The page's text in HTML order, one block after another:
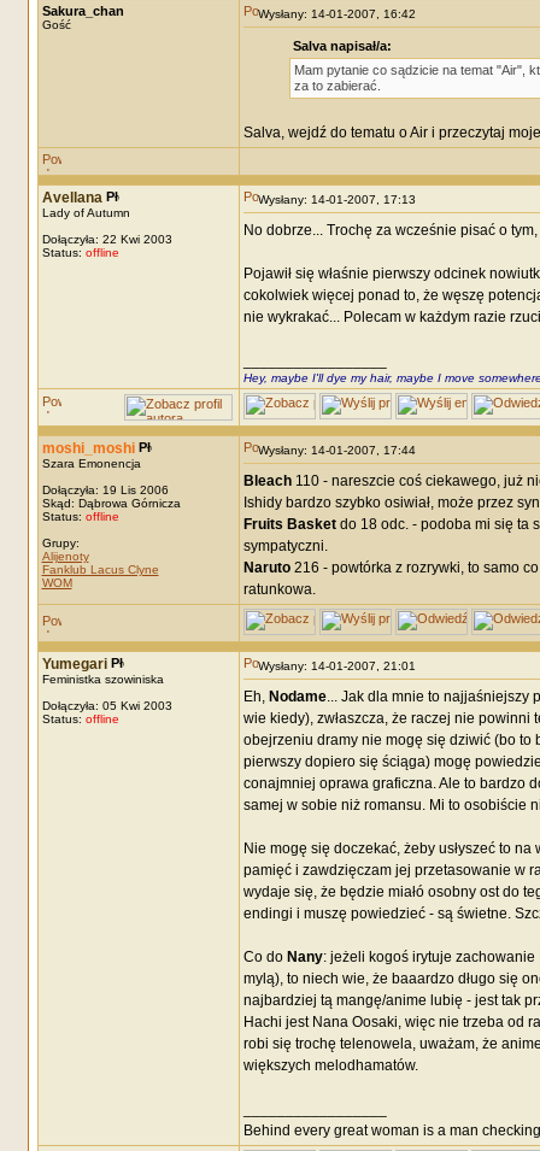
Sakura_chan
Gość
Wysłany: 14-01-2007, 16:42
Salva napisał/a:
Mam pytanie co sądzicie na temat "Air",
za to zabierać.
Salva, wejdź do tematu o Air i przeczytaj
Avellana
Lady of Autumn
Dołączyła: 22 Kwi 2003
Status: offline
Wysłany: 14-01-2007, 17:13
No dobrze... Trochę za wcześnie pisać o
Pojawił się właśnie pierwszy odcinek
cokolwiek więcej ponad to, że węszę
nie wykrakać... Polecam w każdym razie
Hey, maybe I'll dye my hair, maybe I move
moshi_moshi
Szara Emonencja
Dołączyła: 19 Lis 2006
Skąd: Dąbrowa Górnicza
Status: offline
Grupy:
Alijenoty
Fanklub Lacus Clyne
WOM
Wysłany: 14-01-2007, 17:44
Bleach110 - nareszcie coś ciekawego, już
Ishidy bardzo szybko osiwiał, może przez
Fruits Basketdo 18 odc. - podoba mi się ta
sympatyczni.
Naruto216 - powtórka z rozrywki, to samo
ratunkowa.
Yumegari
Feministka szowiniska
Dołączyła: 05 Kwi 2003
Status: offline
Wysłany: 14-01-2007, 21:01
Eh, Nodame... Jak dla mnie to najjaśniejszy
wie kiedy), zwłaszcza, że raczej nie powinni
obejrzeniu dramy nie mogę się dziwić (bo to
pierwszy dopiero się ściąga) mogę
conajmniej oprawa graficzna. Ale to bardzo
samej w sobie niż romansu. Mi to osobiście
Nie mogę się doczekać, żeby usłyszeć to
pamięć i zawdzięczam jej przetasowanie w
wydaje się, że będzie miałó osobny ost do
endingi i muszę powiedzieć - są świetne.
Co do Nany: jeżeli kogoś irytuje
mylą), to niech wie, że baaardzo długo się
najbardziej tą mangę/anime lubię - jest tak
Hachi jest Nana Oosaki, więc nie trzeba od
robi się trochę telenowela, uważam, że
większych melodhamatów.
Behind every great woman is a man